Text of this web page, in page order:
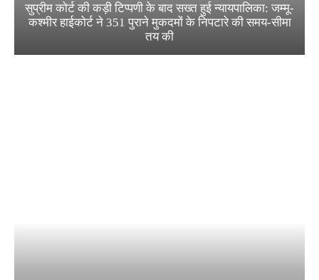
सुप्रीम कोर्ट की कड़ी टिप्पणी के बाद सख्त हुई न्यायपालिका: जम्मू-
कश्मीर हाईकोर्ट ने 351 पुराने मुकदमों के निपटारे की समय-सीमा
तय की